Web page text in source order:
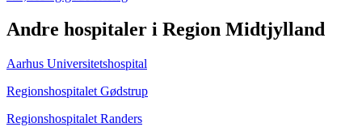
Andre hospitaler i Region Midtjylland
Aarhus Universitetshospital
Regionshospitalet Gødstrup
Regionshospitalet Randers